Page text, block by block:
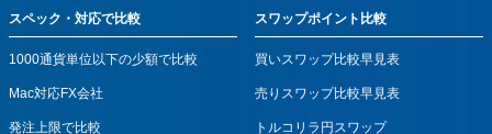
スペック・対応で比較
1000通貨単位以下の少額で比較
Mac対応FX会社
発注上限で比較
スワップポイント比較
買いスワップ比較早見表
売りスワップ比較早見表
トルコリラ円スワップ